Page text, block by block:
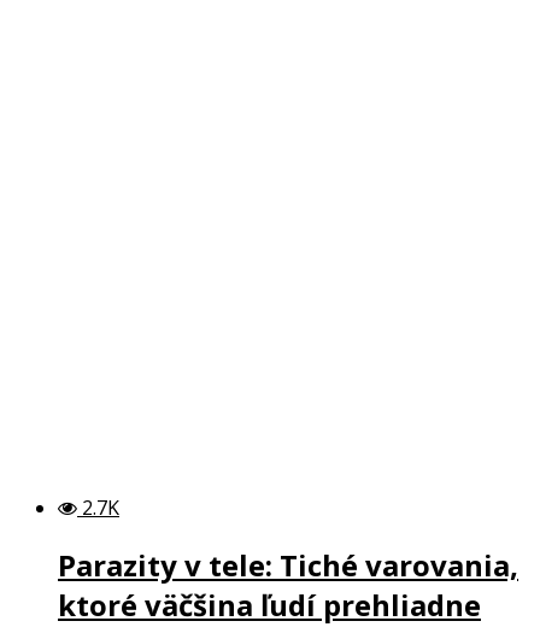
2.7K
Parazity v tele: Tiché varovania,
ktoré väčšina ľudí prehliadne